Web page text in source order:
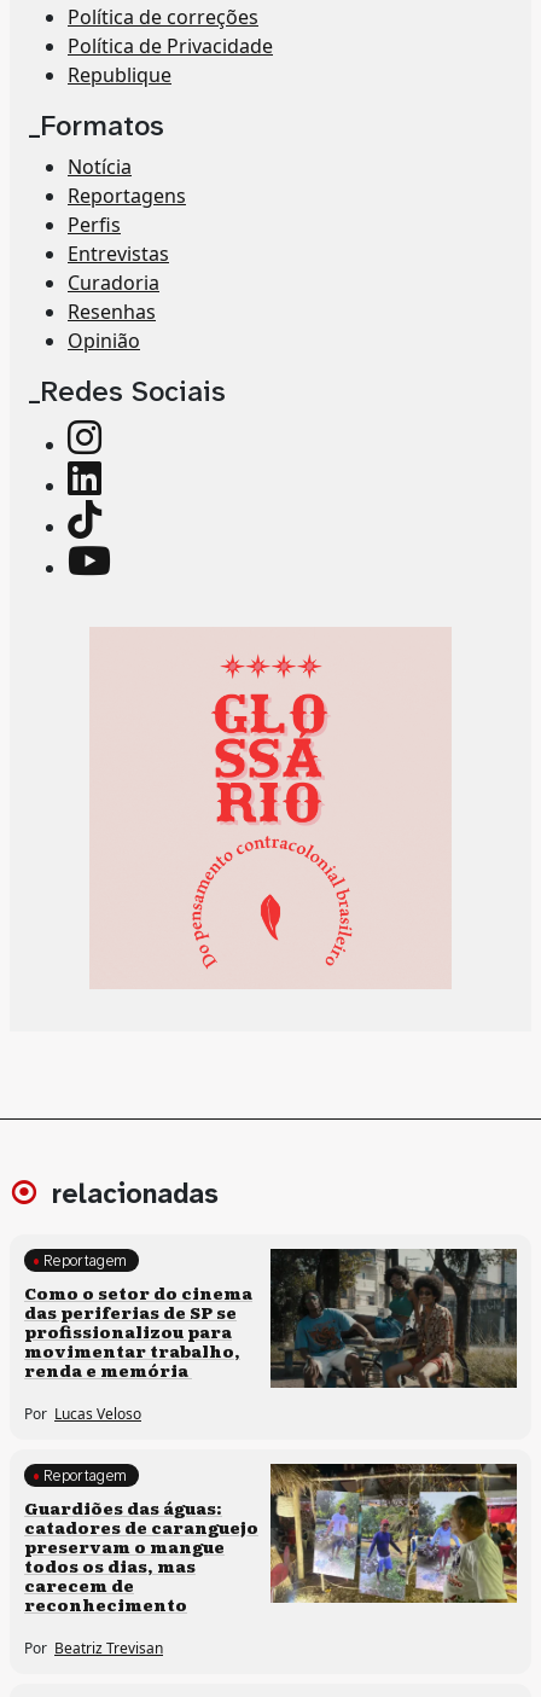
Política de correções
Política de Privacidade
Republique
_Formatos
Notícia
Reportagens
Perfis
Entrevistas
Curadoria
Resenhas
Opinião
_Redes Sociais
relacionadas
Políticas culturais
Reportagem
Como o setor do cinema
das periferias de SP se
profissionalizou para
movimentar trabalho,
renda e memória
Por Lucas Veloso
Clima e cultura
Reportagem
Guardiões das águas:
catadores de caranguejo
preservam o mangue
todos os dias, mas
carecem de
reconhecimento
Por Beatriz Trevisan